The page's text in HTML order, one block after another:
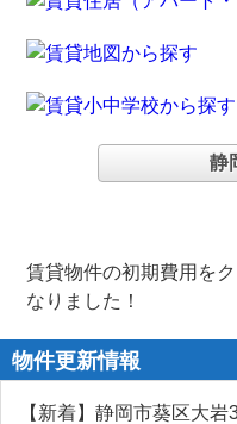
静
賃貸物件の初期費用を
なりました！
物件更新情報
【新着】静岡市葵区大